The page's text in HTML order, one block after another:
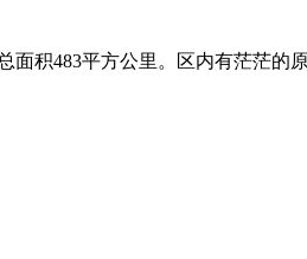
483平方公里。区内有茫茫的